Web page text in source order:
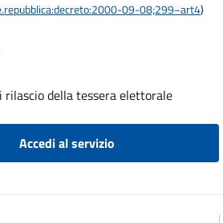
09-08;299~art4)
rilascio della tessera elettorale
Accedi al servizio